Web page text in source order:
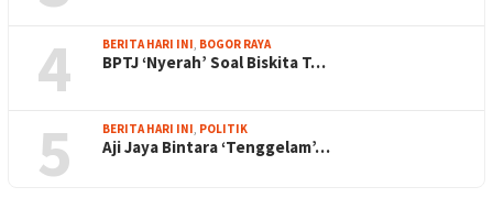
4 BERITA HARI INI, BOGOR RAYA
BPTJ ‘Nyerah’ Soal Biskita T…
5 BERITA HARI INI, POLITIK
Aji Jaya Bintara ‘Tenggelam’…